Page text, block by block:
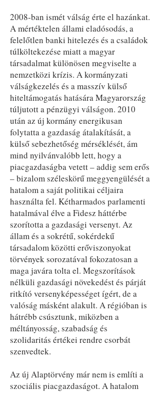
2008-ban ismét válság érte el hazánkat.
A mértéktelen állami eladósodás, a
felelőtlen banki hitelezés és a családok
túlköltekezése miatt a magyar
társadalmat különösen megviselte a
nemzetközi krízis. A kormányzati
válságkezelés és a masszív külső
hiteltámogatás hatására Magyarország
túljutott a pénzügyi válságon. 2010
után az új kormány energikusan
folytatta a gazdaság átalakítását, a
külső sebezhetőség mérséklését, ám
mind nyilvánvalóbb lett, hogy a
piacgazdaságba vetett – addig sem erős
– bizalom széleskörű meggyengülését a
hatalom a saját politikai céljaira
használta fel. Kétharmados parlamenti
hatalmával élve a Fidesz háttérbe
szorította a gazdasági versenyt. Az
állam és a sokrétű, sokérdekű
társadalom közötti erőviszonyokat
törvények sorozatával fokozatosan a
maga javára tolta el. Megszorítások
nélküli gazdasági növekedést és párját
ritkító versenyképességet ígért, de a
valóság másként alakult. A régióban is
hátrébb csúsztunk, miközben a
méltányosság, szabadság és
szolidaritás értékei rendre csorbát
szenvedtek.
Az új Alaptörvény már nem is említi a
szociális piacgazdaságot. A hatalom